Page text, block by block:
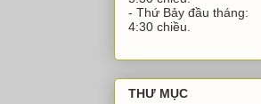
- Thứ Bảy đầu tháng:
4:30 chiều.
THƯ MỤC